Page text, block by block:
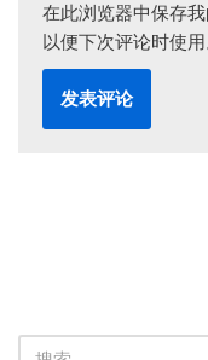
在此浏览器中保存
以便下次评论时使用